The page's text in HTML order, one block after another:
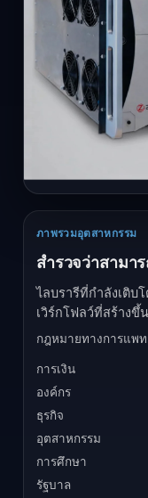
ภาพรวมอุตสาหกรรม
สํารวจว่าสามา
ไลบรารีที่กําลังเติบ
เวิร์กโฟลว์ที่สร้าง
กฎหมายทางการแพ
การเงิน
องค์กร
ธุรกิจ
อุตสาหกรรม
การศึกษา
รัฐบาล